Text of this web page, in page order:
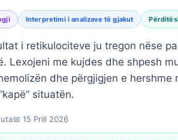
Interpretimi i analizave të gjakut
i retikulociteve ju tregon nëse
Lexojeni me kujdes dhe shpesh
dhe përgjigjen e
situatën.
📅 15 Prill 2026